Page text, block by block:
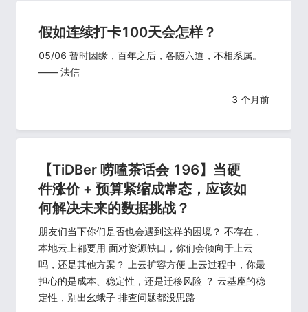
假如连续打卡100天会怎样？
05/06 暂时因缘，百年之后，各随六道，不相系属。
—— 法信
3 个月前
【TiDBer 唠嗑茶话会 196】当硬
件涨价 + 预算紧缩成常态，应该如
何解决未来的数据挑战？
朋友们当下你们是否也会遇到这样的困境？ 不存在，
本地云上都要用 面对资源缺口，你们会倾向于上云
吗，还是其他方案？ 上云扩容方便 上云过程中，你最
担心的是成本、稳定性，还是迁移风险 ？ 云基座的稳
定性，别出幺蛾子 排查问题都没思路